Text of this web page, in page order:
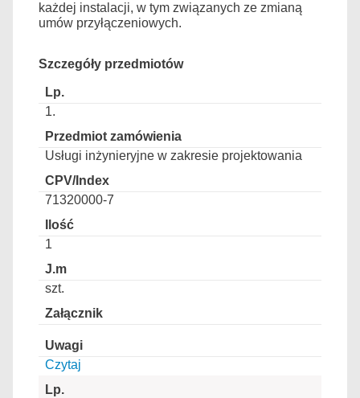
każdej instalacji, w tym związanych ze zmianą
umów przyłączeniowych.
Szczegóły przedmiotów
1.
Usługi inżynieryjne w zakresie projektowania
71320000-7
1
szt.
Czytaj